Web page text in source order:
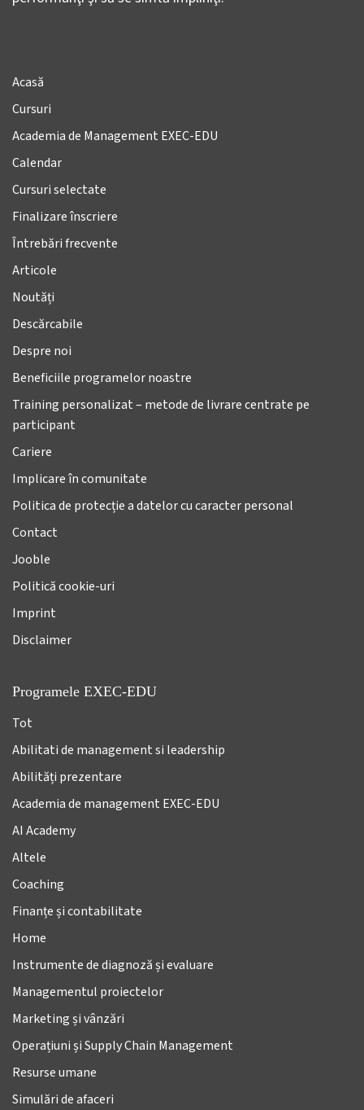
Acasă
Cursuri
Academia de Management EXEC-EDU
Calendar
Cursuri selectate
Finalizare înscriere
Întrebări frecvente
Articole
Noutăți
Descărcabile
Despre noi
Beneficiile programelor noastre
Training personalizat – metode de livrare centrate pe
participant
Cariere
Implicare în comunitate
Politica de protecție a datelor cu caracter personal
Contact
Jooble
Politică cookie-uri
Imprint
Disclaimer
Programele EXEC-EDU
Tot
Abilitati de management si leadership
Abilități prezentare
Academia de management EXEC-EDU
AI Academy
Altele
Coaching
Finanțe și contabilitate
Home
Instrumente de diagnoză și evaluare
Managementul proiectelor
Marketing și vânzări
Operațiuni și Supply Chain Management
Resurse umane
Simulări de afaceri